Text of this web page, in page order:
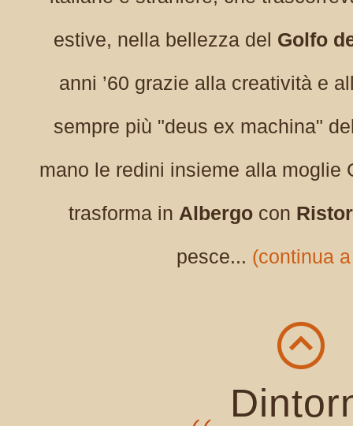
estive, nella bellezza del Golfo
anni ’60 grazie alla creatività e
sempre più "deus ex machina"
mano le redini insieme alla moglie
trasforma in Albergo con
pesce... (continua